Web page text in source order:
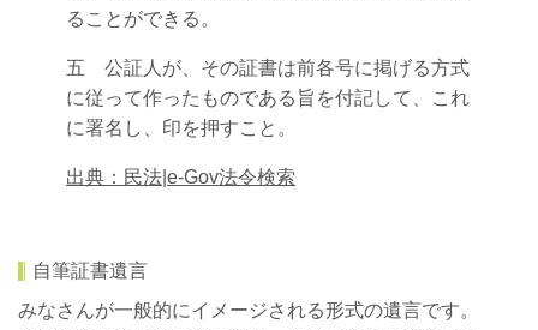
ることができる。
五 公証人が、その証書は前各号に掲げる方式
に従って作ったものである旨を付記して、これ
に署名し、印を押すこと。
出典： 民法|e-Gov法令検索
自筆証書遺言
みなさんが一般的にイメージされる形式の遺言です。